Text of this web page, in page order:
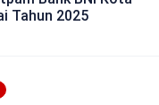
Tahun 2025